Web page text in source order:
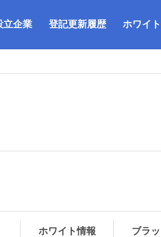
立企業 登記更新履歴 ホワイ
ホワイト情報 ブラ